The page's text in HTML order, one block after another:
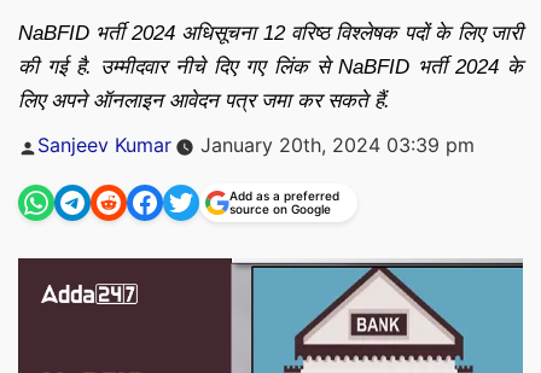
NaBFID भर्ती 2024 अधिसूचना 12 वरिष्ठ विश्लेषक पदों के लिए जारी
की गई है. उम्मीदवार नीचे दिए गए लिंक से NaBFID भर्ती 2024 के
लिए अपने ऑनलाइन आवेदन पत्र जमा कर सकते हैं.
Posted
Sanjeev Kumar January 20th, 2024 03:39 pm
Add as a preferred
source on Google